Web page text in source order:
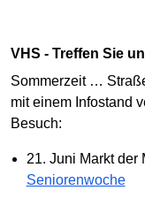
VHS - Treffen Sie
Sommerzeit …
mit einem Infostand
Besuch:
21. Juni Markt der
Seniorenwoche